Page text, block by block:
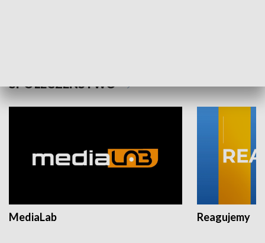
SPOŁECZEŃSTWO
MediaLab Reagujemy